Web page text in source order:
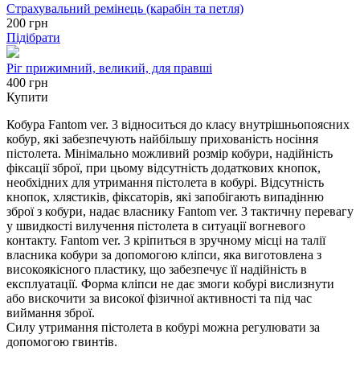
Страхувальний ремінець (карабін та петля)
200 грн
Підібрати
Ріг прижимний, великий, для правші
400 грн
Купити
Кобура Fantom ver. 3 відноситься до класу внутрішньопоясних
кобур, які забезпечують найбільшу прихованість носіння
пістолета. Мінімально можливий розмір кобури, надійність
фіксації зброї, при цьому відсутність додаткових кнопок,
необхідних для утримання пістолета в кобурі. Відсутність
кнопок, хлястиків, фіксаторів, які запобігають випадінню
зброї з кобури, надає власнику Fantom ver. 3 тактичну перевагу
у швидкості вилучення пістолета в ситуації вогневого
контакту. Fantom ver. 3 кріпиться в зручному місці на талії
власника кобури за допомогою кліпси, яка виготовлена з
високоякісного пластику, що забезпечує її надійність в
експлуатації. Форма кліпси не дає змоги кобурі вислизнути
або вискочити за високої фізичної активності та під час
виймання зброї.
Силу утримання пістолета в кобурі можна регулювати за
допомогою гвинтів.